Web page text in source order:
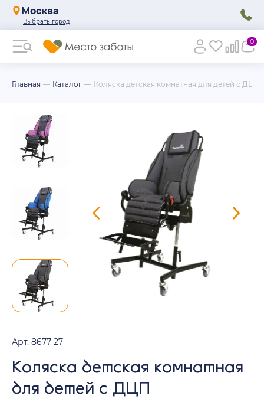
Москва
0
Главная Каталог Коляска детская комнатная для детей с ДЦП
Арт. 8677-27
Коляска детская комнатная
для детей с ДЦП